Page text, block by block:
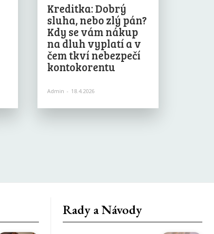
Kreditka: Dobrý
sluha, nebo zlý pán?
Kdy se vám nákup
na dluh vyplatí a v
čem tkví nebezpečí
kontokorentu
Admin - 18.4.2026
Rady a Návody